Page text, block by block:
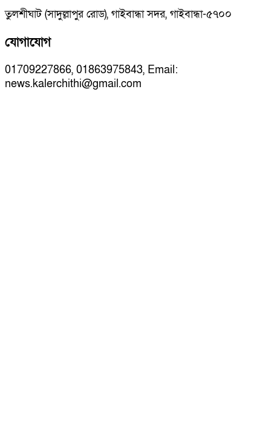
তুলশীঘাট (সাদুল্লাপুর রোড), গাইবান্ধা সদর, গাইবান্ধা-৫৭০০
যোগাযোগ
01709227866, 01863975843, Email:
news.kalerchithi@gmail.com